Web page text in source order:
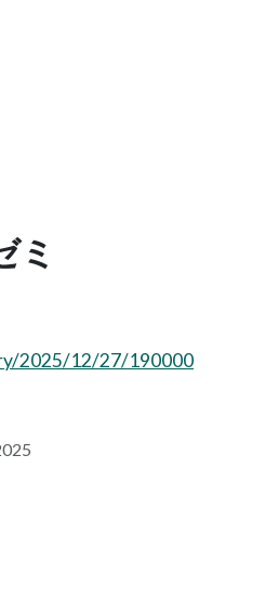
ミ
2025/12/27/190000